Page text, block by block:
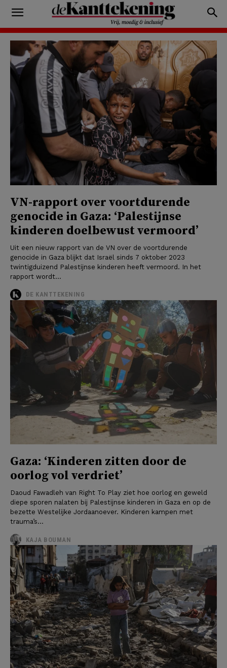
VN-rapport over voortdurende
genocide in Gaza: ‘Palestijnse
kinderen doelbewust vermoord’
Uit een nieuw rapport van de VN over de voortdurende
genocide in Gaza blijkt dat Israël sinds 7 oktober 2023
twintigduizend Palestijnse kinderen heeft vermoord. In het
rapport wordt...
DE KANTTEKENING
Gaza: ‘Kinderen zitten door de
oorlog vol verdriet’
Daoud Fawadleh van Right To Play ziet hoe oorlog en geweld
diepe sporen nalaten bij Palestijnse kinderen in Gaza en op de
bezette Westelijke Jordaanoever. Kinderen kampen met
trauma’s...
KAJA BOUMAN